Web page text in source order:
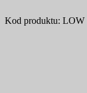
Kod produktu: